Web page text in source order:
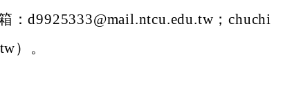
：d9925333@mail.ntcu.edu.tw；chuchi
）。